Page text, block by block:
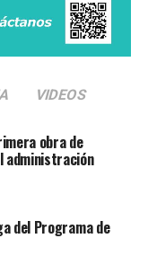
que integró la
para localizar
en el
parcial de la
la ciudad durante
al tránsito
VIDEOS
obra de
administración
del Programa de